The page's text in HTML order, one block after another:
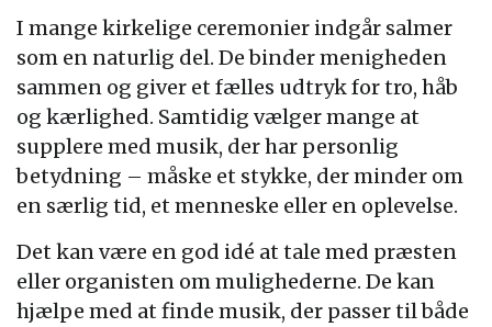
I mange kirkelige ceremonier indgår salmer
som en naturlig del. De binder menigheden
sammen og giver et fælles udtryk for tro, håb
og kærlighed. Samtidig vælger mange at
supplere med musik, der har personlig
betydning – måske et stykke, der minder om
en særlig tid, et menneske eller en oplevelse.
Det kan være en god idé at tale med præsten
eller organisten om mulighederne. De kan
hjælpe med at finde musik, der passer til både